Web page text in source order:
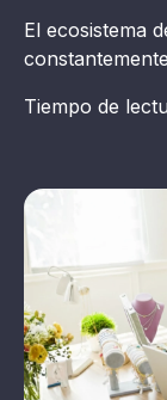
El ecosistema
Tiempo de